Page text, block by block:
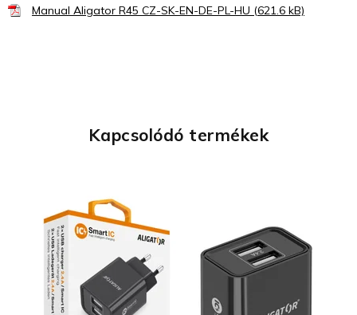
Kapcsolódó termékek
Manual Aligator R45 CZ-SK-EN-DE-PL-HU (621.6 kB)